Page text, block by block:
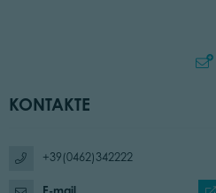
KONTAKTE
+39(0462)342222